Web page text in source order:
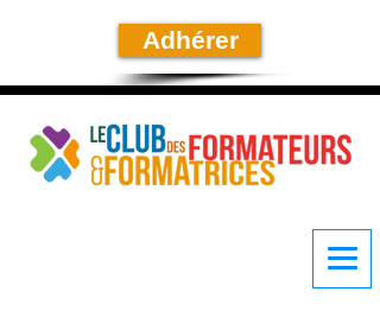
Adhérer